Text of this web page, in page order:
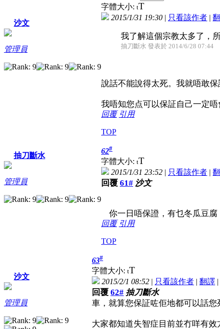
沙文
管理員
字體大小: tT
2015/1/31 19:30 | 只看該作者 |
我了解這個宗教太多了，
抽刀斷水 發表於 2014/6/28 07:44
說話不能說得太死。我就唔敢
我唔知您点可以保証自己一定唔
回覆 引用
TOP
抽刀斷水
管理員
62#
字體大小: tT
2015/1/31 23:52 | 只看該作者 |
回覆 61# 沙文
你一日唔保證，有乜冬瓜豆腐
回覆 引用
TOP
沙文
管理員
63#
字體大小: tT
2015/2/1 08:52 | 只看該作者 | 翻譯 |
回覆 62# 抽刀斷水
車，就算您保証咗佢地都可以話
大家都知道失智症目前並冇咩有